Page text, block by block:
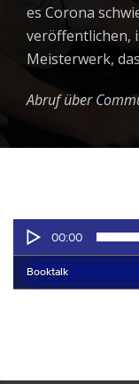
es Corona
veröffentlichen,
Meisterwerk,
Abruf über